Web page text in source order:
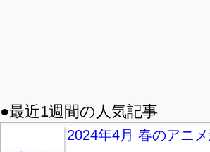
●最近1週間の人気記事
2024年4月 春のアニ